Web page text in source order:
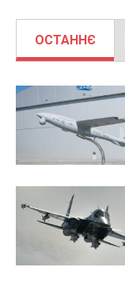
ОСТАННЄ